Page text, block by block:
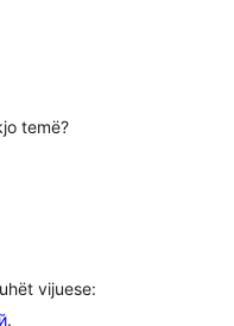
temë?
vijuese:
.